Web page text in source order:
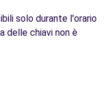
solo durante l'orario
delle chiavi non è